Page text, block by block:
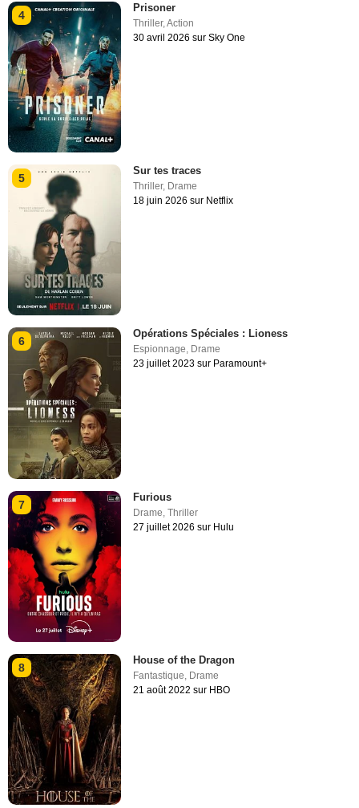
4
Prisoner
Thriller,Action
30 avril 2026 sur Sky One
5
Sur tes traces
Thriller, Drame
18 juin 2026 sur Netflix
6
Opérations Spéciales : Lioness
Espionnage, Drame
23 juillet 2023 sur Paramount+
7
Furious
Drame ,Thriller
27 juillet 2026 sur Hulu
8
House of the Dragon
Fantastique, Drame
21 août 2022 sur HBO